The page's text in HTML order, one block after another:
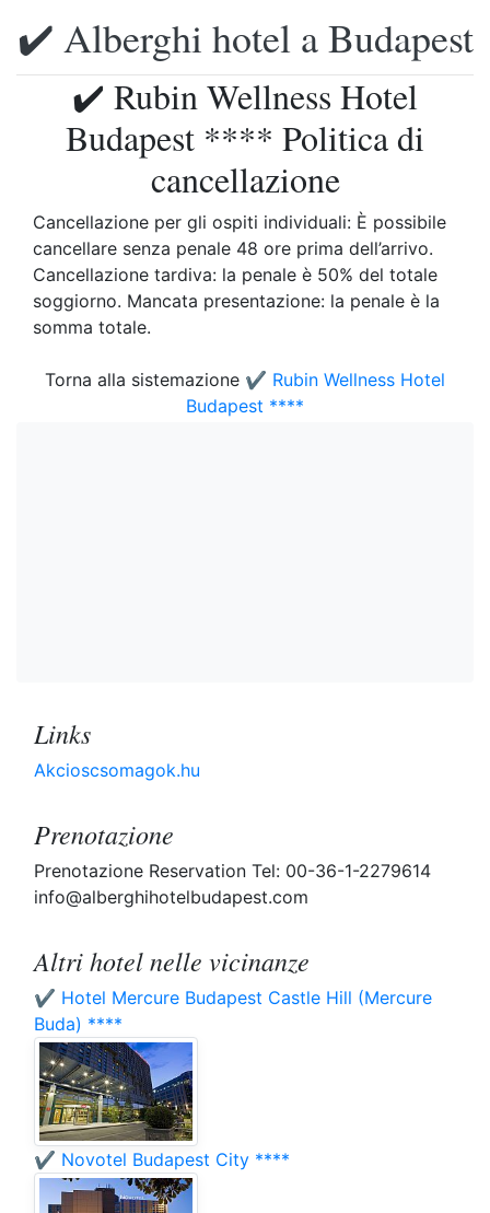
✔️ Alberghi hotel a Budapest
✔️ Rubin Wellness Hotel
Budapest **** Politica di
cancellazione
Cancellazione per gli ospiti individuali: È possibile
cancellare senza penale 48 ore prima dell’arrivo.
Cancellazione tardiva: la penale è 50% del totale
soggiorno. Mancata presentazione: la penale è la
somma totale.
Torna alla sistemazione ✔️ Rubin Wellness Hotel
Budapest ****
Links
Akcioscsomagok.hu
Prenotazione
Prenotazione Reservation Tel: 00-36-1-2279614
info@alberghihotelbudapest.com
Altri hotel nelle vicinanze
✔️ Hotel Mercure Budapest Castle Hill (Mercure
Buda) ****
✔️ Novotel Budapest City ****